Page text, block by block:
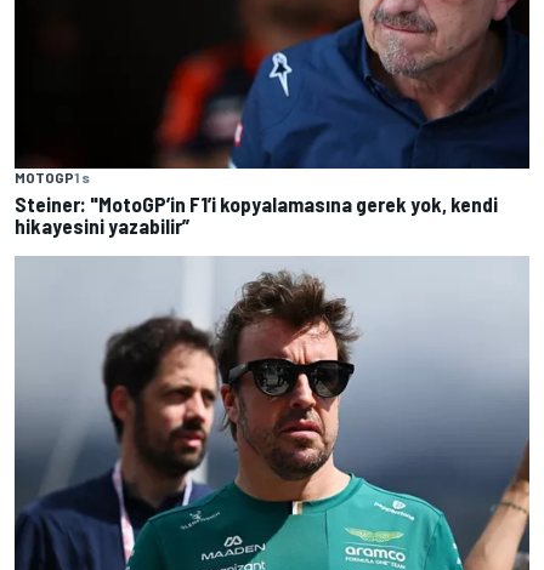
MOTOGP1 s
Steiner: "MotoGP’in F1’i kopyalamasına gerek yok, kendi
hikayesini yazabilir”